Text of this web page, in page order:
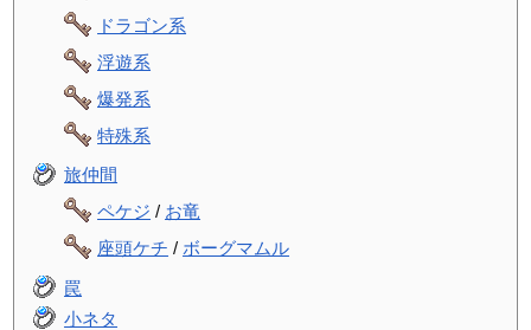
ドラゴン系
浮遊系
爆発系
特殊系
旅仲間
ペケジ / お竜
座頭ケチ / ボーグマムル
罠
小ネタ